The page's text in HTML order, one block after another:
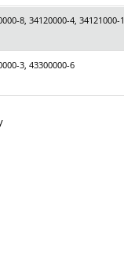
8, 34120000-4, 34121000-1
3, 43300000-6